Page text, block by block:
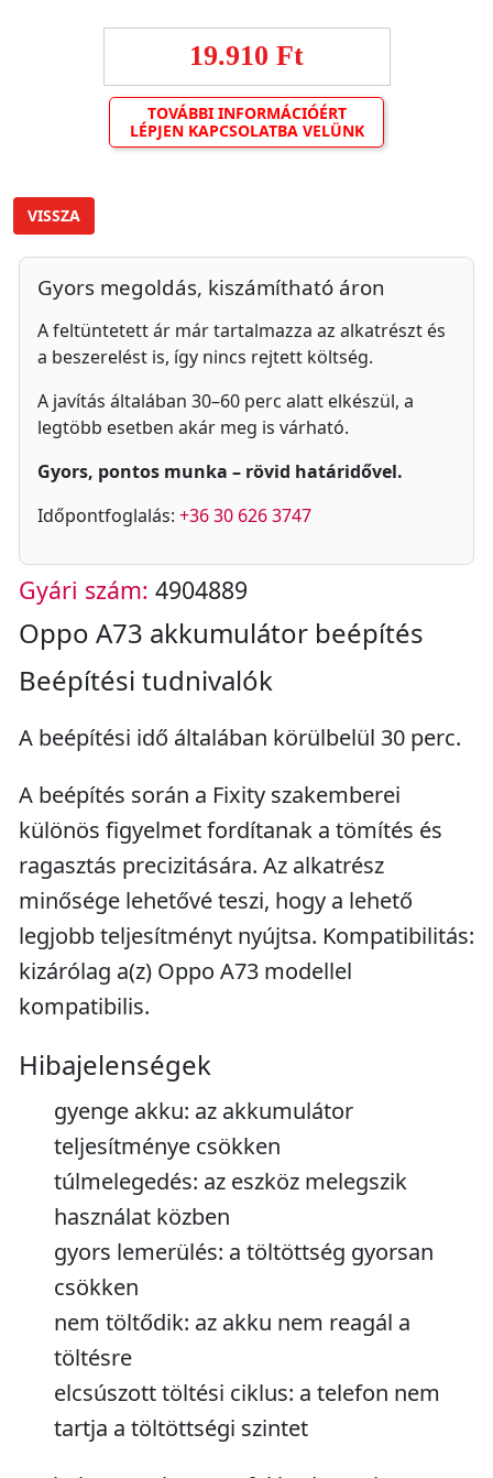
19.910 Ft
TOVÁBBI INFORMÁCIÓÉRT
LÉPJEN KAPCSOLATBA VELÜNK
VISSZA
Gyors megoldás, kiszámítható áron
A feltüntetett ár már tartalmazza az alkatrészt és
a beszerelést is, így nincs rejtett költség.
A javítás általában 30–60 perc alatt elkészül, a
legtöbb esetben akár meg is várható.
Gyors, pontos munka – rövid határidővel.
Időpontfoglalás: +36 30 626 3747
Gyári szám: 4904889
Oppo A73 akkumulátor beépítés
Beépítési tudnivalók
A beépítési idő általában körülbelül 30 perc.
A beépítés során a Fixity szakemberei
különös figyelmet fordítanak a tömítés és
ragasztás precizitására. Az alkatrész
minősége lehetővé teszi, hogy a lehető
legjobb teljesítményt nyújtsa. Kompatibilitás:
kizárólag a(z) Oppo A73 modellel
kompatibilis.
Hibajelenségek
gyenge akku: az akkumulátor
teljesítménye csökken
túlmelegedés: az eszköz melegszik
használat közben
gyors lemerülés: a töltöttség gyorsan
csökken
nem töltődik: az akku nem reagál a
töltésre
elcsúszott töltési ciklus: a telefon nem
tartja a töltöttségi szintet